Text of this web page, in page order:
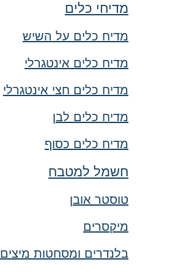
מדיחי כלים
מדיח כלים על השיש
מדיח כלים אינטגרלי
מדיח כלים חצי אינטגרלי
מדיח כלים לבן
מדיח כלים כסוף
חשמל למטבח
טוסטר אובן
מיקסרים
בלנדרים ומסחטות מיצים